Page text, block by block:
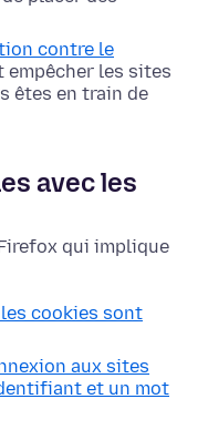
contre le
empêcher les sites
êtes en train de
avec les
qui implique
cookies sont
aux sites
et un mot